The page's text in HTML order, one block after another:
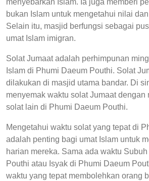
menyebarkan Islam. Ia juga memberi
bukan Islam untuk mengetahui nilai
Selain itu, masjid berfungsi sebagai
umat Islam imigran.
Solat Jumaat adalah perhimpunan
Islam di Phumi Daeum Pouthi. Solat
dilakukan di masjid utama bandar. Di
menyemak waktu solat Jumaat dengan
solat lain di Phumi Daeum Pouthi.
Mengetahui waktu solat yang tepat di
adalah penting bagi umat Islam untuk
harian mereka. Sama ada waktu
Pouthi atau Isyak di Phumi Daeum
waktu yang tepat membolehkan orang